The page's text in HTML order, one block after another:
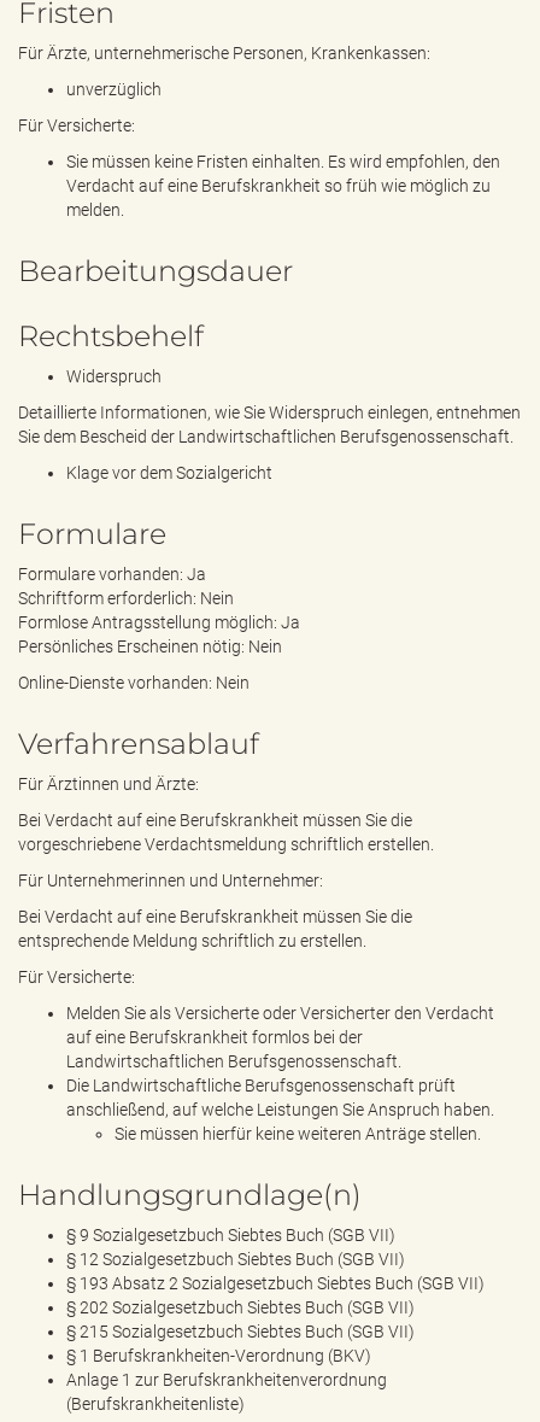
Fristen
Für Ärzte, unternehmerische Personen, Krankenkassen:
unverzüglich
Für Versicherte:
Sie müssen keine Fristen einhalten. Es wird empfohlen, den
Verdacht auf eine Berufskrankheit so früh wie möglich zu
melden.
Bearbeitungsdauer
Rechtsbehelf
Widerspruch
Detaillierte Informationen, wie Sie Widerspruch einlegen, entnehmen
Sie dem Bescheid der Landwirtschaftlichen Berufsgenossenschaft.
Klage vor dem Sozialgericht
Formulare
Formulare vorhanden: Ja
Schriftform erforderlich: Nein
Formlose Antragsstellung möglich: Ja
Persönliches Erscheinen nötig: Nein
Online-Dienste vorhanden: Nein
Verfahrensablauf
Für Ärztinnen und Ärzte:
Bei Verdacht auf eine Berufskrankheit müssen Sie die
vorgeschriebene Verdachtsmeldung schriftlich erstellen.
Für Unternehmerinnen und Unternehmer:
Bei Verdacht auf eine Berufskrankheit müssen Sie die
entsprechende Meldung schriftlich zu erstellen.
Für Versicherte:
Melden Sie als Versicherte oder Versicherter den Verdacht
auf eine Berufskrankheit formlos bei der
Landwirtschaftlichen Berufsgenossenschaft.
Die Landwirtschaftliche Berufsgenossenschaft prüft
anschließend, auf welche Leistungen Sie Anspruch haben.
Sie müssen hierfür keine weiteren Anträge stellen.
Handlungsgrundlage(n)
§ 9 Sozialgesetzbuch Siebtes Buch (SGB VII)
§ 12 Sozialgesetzbuch Siebtes Buch (SGB VII)
§ 193 Absatz 2 Sozialgesetzbuch Siebtes Buch (SGB VII)
§ 202 Sozialgesetzbuch Siebtes Buch (SGB VII)
§ 215 Sozialgesetzbuch Siebtes Buch (SGB VII)
§ 1 Berufskrankheiten-Verordnung (BKV)
Anlage 1 zur Berufskrankheitenverordnung
(Berufskrankheitenliste)